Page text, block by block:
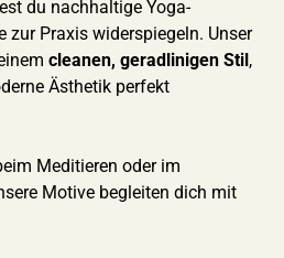
du nachhaltige Yoga-
zur Praxis widerspiegeln. Unser
cleanen, geradlinigen Stil ,
Ästhetik perfekt
Meditieren oder im
Motive begleiten dich mit